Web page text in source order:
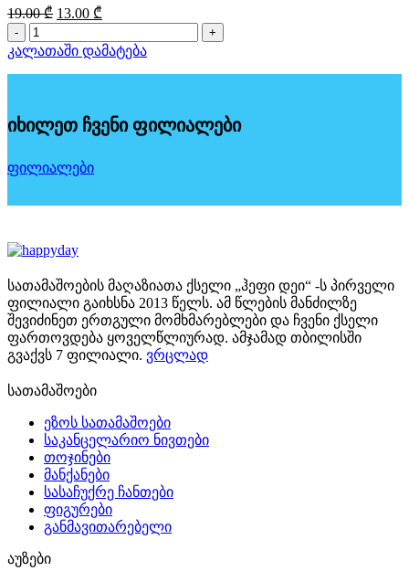
19.00₾ Original
price
was:
19.00 ₾.
13.00 ₾
price
is:
13.00 ₾.
რაოდენობა:
რგოლი"BRIGHT
STARS",91
(59256)
კალათაში დამატება
იხილეთ ჩვენი ფილიალები
ფილიალები
სათამაშოების მაღაზიათა ქსელი „ჰეფი დეი“ -ს პირველი
ფილიალი გაიხსნა 2013 წელს. ამ წლების მანძილზე
შევიძინეთ ერთგული მომხმარებლები და ჩვენი ქსელი
ფართოვდება ყოველწლიურად. ამჯამად თბილისში
გვაქვს 7 ფილიალი. ვრცლად
სათამაშოები
ეზოს სათამაშოები
საკანცელარიო ნივთები
თოჯინები
მანქანები
სასაჩუქრე ჩანთები
ფიგურები
განმავითარებელი
აუზები